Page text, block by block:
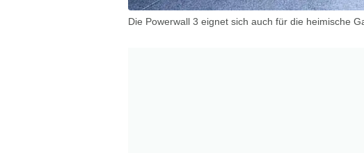
Die Powerwall 3 eignet sich auch für die heimische